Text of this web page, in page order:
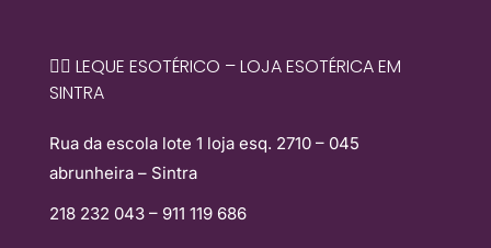
🧙‍♀️ LEQUE ESOTÉRICO – LOJA ESOTÉRICA EM
SINTRA
Rua da escola lote 1 loja esq. 2710 – 045
abrunheira – Sintra
218 232 043 – 911 119 686